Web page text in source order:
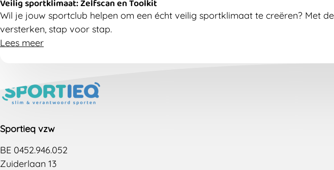
Veilig sportklimaat: Zelfscan en Toolkit
Wil je jouw sportclub helpen om een écht veilig sportklimaat te creëren? Met
versterken, stap voor stap.
Lees meer
Sportieq vzw
BE 0452.946.052
Zuiderlaan 13